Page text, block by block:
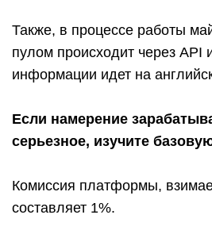
Также, в процессе работы
пулом происходит через API
информации идет на
Если намерение
серьезное, изучите
Комиссия платформы,
составляет 1%.